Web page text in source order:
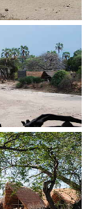
version